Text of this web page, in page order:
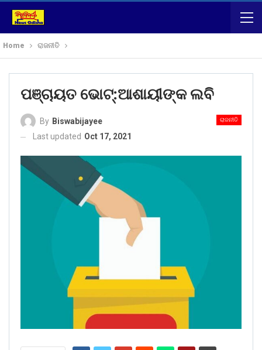
Home ରାଜନୀତି
ପଞ୍ଚାୟତ ଭୋଟ୍:ଆଶାୟୀଙ୍କ ଲବି
ରାଜନୀତି
By Biswabijayee
Last updated Oct 17, 2021